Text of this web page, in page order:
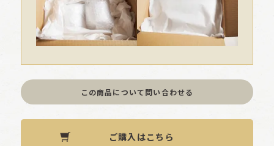
この商品について問い合わせる
ご購入はこちら